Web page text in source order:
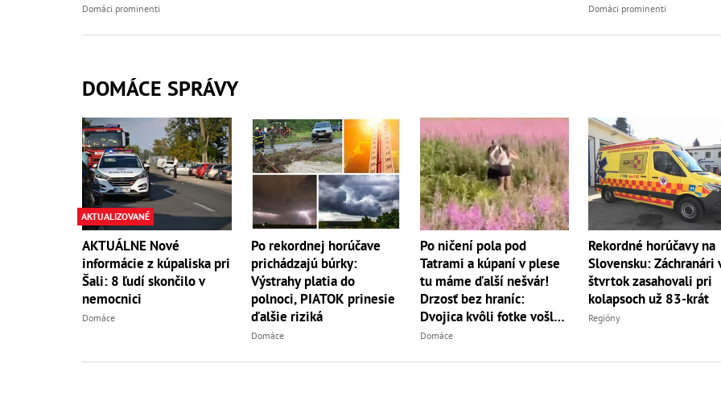
Domáci prominenti Domáci prominenti
DOMÁCE SPRÁVY
AKTUALIZOVANÉ
AKTUÁLNE Nové
informácie z kúpaliska pri
Šali: 8 ľudí skončilo v
nemocnici
Domáce
Po rekordnej horúčave
prichádzajú búrky:
Výstrahy platia do
polnoci, PIATOK prinesie
ďalšie riziká
Domáce
Po ničení pola pod
Tatrami a kúpaní v plese
tu máme ďalší nešvár!
Drzosť bez hraníc:
Dvojica kvôli fotke vošla
do...
Domáce
Rekordné horúčavy na
Slovensku: Záchranári
štvrtok zasahovali pri
kolapsoch už 83-krát
Regióny